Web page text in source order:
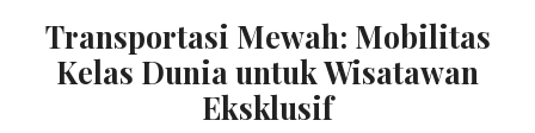
Transportasi Mewah: Mobilitas
Kelas Dunia untuk Wisatawan
Eksklusif